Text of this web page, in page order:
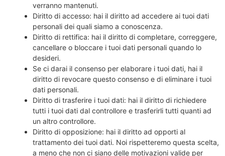
verranno mantenuti.
Diritto di accesso: hai il diritto ad accedere ai tuoi dati
personali dei quali siamo a conoscenza.
Diritto di rettifica: hai il diritto di completare, correggere,
cancellare o bloccare i tuoi dati personali quando lo
desideri.
Se ci darai il consenso per elaborare i tuoi dati, hai il
diritto di revocare questo consenso e di eliminare i tuoi
dati personali.
Diritto di trasferire i tuoi dati: hai il diritto di richiedere
tutti i tuoi dati dal controllore e trasferirli tutti quanti ad
un altro controllore.
Diritto di opposizione: hai il diritto ad opporti al
trattamento dei tuoi dati. Noi rispetteremo questa scelta,
a meno che non ci siano delle motivazioni valide per